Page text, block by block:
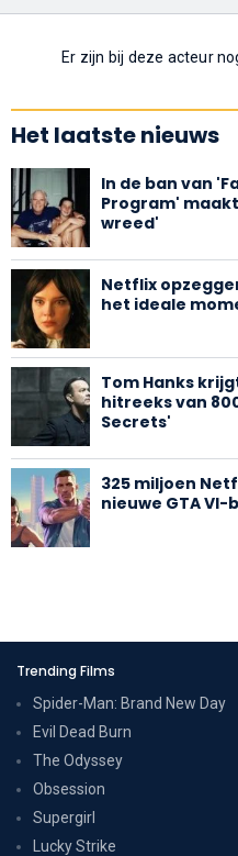
Er zijn bij deze acteur
Het laatste nieuws
In de ban van
Program'
wreed'
Netflix
het ideale
Tom Hanks
hitreeks van
Secrets'
325 miljoen
nieuwe GTA
Trending Films
Spider-Man: Brand New Day
Evil Dead Burn
The Odyssey
Obsession
Supergirl
Lucky Strike